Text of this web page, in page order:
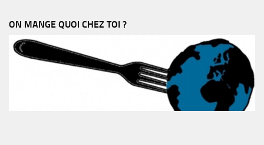
ON MANGE QUOI CHEZ TOI ?